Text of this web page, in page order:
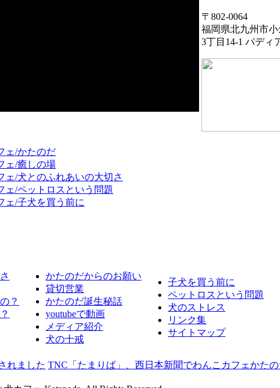
〒802-0064
福岡県北九州市
3丁目14-1 パディ
ェ/かたのだ
ェ/癒しの場
ェ/犬とのふれあいの大切さ
ェ/ペットロスという問題
ェ/子犬を買う前に
？
かたのだからのお願い
貸切営業
かたのだ誕生秘話
youtubeで動画
メディア紹介
犬の十戒
子犬を買う前に
ペットロスという問題
犬のストレス
リンク集
サイトマップ
れました TNC「たまりば」、西日本新聞でわんこカフェかた